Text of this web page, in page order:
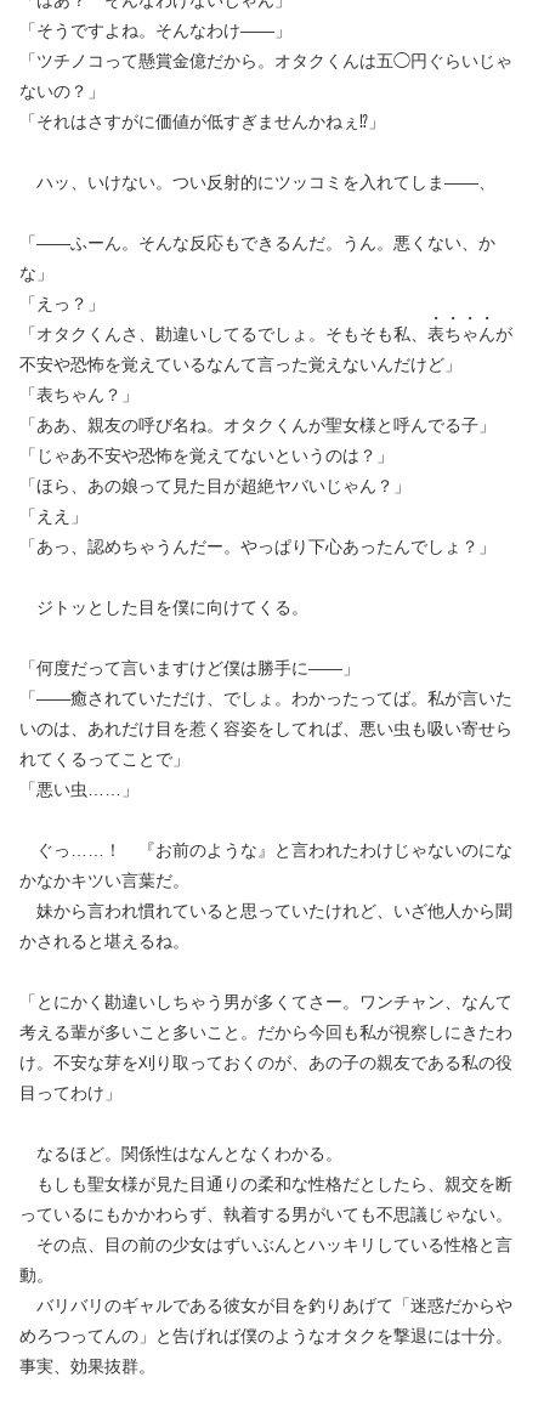
「そうですよね。そんなわけ——」
「ツチノコって懸賞金億だから。オタクくんは五◯円ぐらいじゃ
ないの？」
「それはさすがに価値が低すぎませんかねぇ⁉︎」
ハッ、いけない。つい反射的にツッコミを入れてしま——、
「——ふーん。そんな反応もできるんだ。うん。悪くない、か
な」
「えっ？」
「オタクくんさ、勘違いしてるでしょ。そもそも私、 表ちゃんが
不安や恐怖を覚えているなんて言った覚えないんだけど」
「表ちゃん？」
「ああ、親友の呼び名ね。オタクくんが聖女様と呼んでる子」
「じゃあ不安や恐怖を覚えてないというのは？」
「ほら、あの娘って見た目が超絶ヤバいじゃん？」
「ええ」
「あっ、認めちゃうんだー。やっぱり下心あったんでしょ？」
ジトッとした目を僕に向けてくる。
「何度だって言いますけど僕は勝手に——」
「——癒されていただけ、でしょ。わかったってば。私が言いた
いのは、あれだけ目を惹く容姿をしてれば、悪い虫も吸い寄せら
れてくるってことで」
「悪い虫……」
ぐっ……！ 『お前のような』と言われたわけじゃないのにな
かなかキツい言葉だ。
妹から言われ慣れていると思っていたけれど、いざ他人から聞
かされると堪えるね。
「とにかく勘違いしちゃう男が多くてさー。ワンチャン、なんて
考える輩が多いこと多いこと。だから今回も私が視察しにきたわ
け。不安な芽を刈り取っておくのが、あの子の親友である私の役
目ってわけ」
なるほど。関係性はなんとなくわかる。
もしも聖女様が見た目通りの柔和な性格だとしたら、親交を断
っているにもかかわらず、執着する男がいても不思議じゃない。
その点、目の前の少女はずいぶんとハッキリしている性格と言
動。
バリバリのギャルである彼女が目を釣りあげて「迷惑だからや
めろつってんの」と告げれば僕のようなオタクを撃退には十分。
事実、効果抜群。